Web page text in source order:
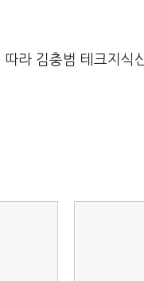
라 김충범 테크지식